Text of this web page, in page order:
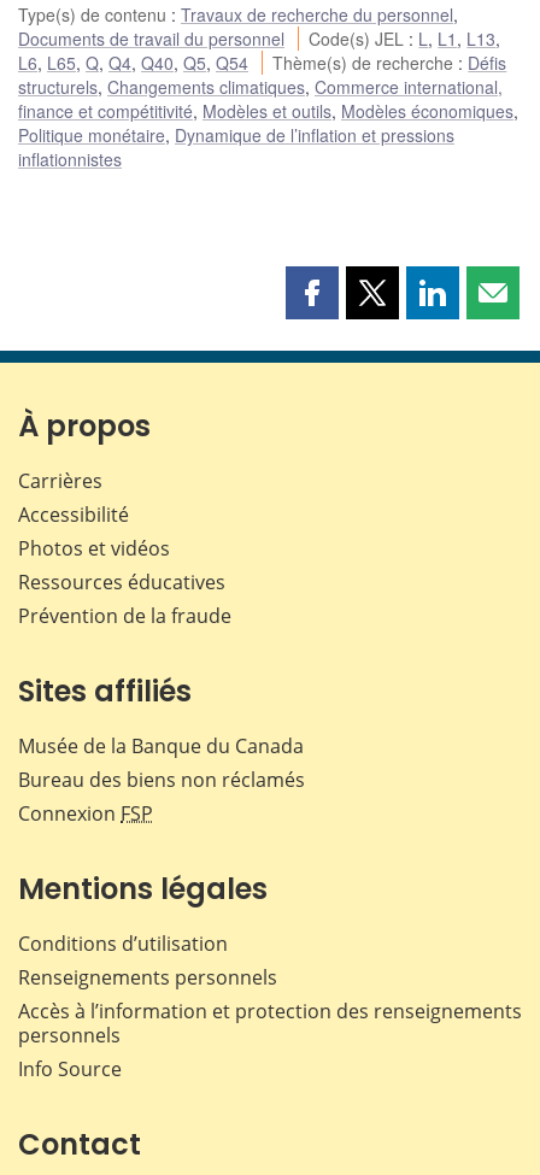
Type(s) de contenu : Travaux de recherche du personnel,
Documents de travail du personnel
Code(s) JEL : L , L1 , L13,
L6, L65, Q, Q4, Q40, Q5, Q54 Thème(s) de recherche : Défis
structurels, Changements climatiques, Commerce international,
finance et compétitivité, Modèles et outils, Modèles économiques,
Politique monétaire, Dynamique de l’inflation et pressions
inflationnistes
Partager
page
Partager
page
Partager
page page
À propos
Carrières
Accessibilité
Photos et vidéos
Ressources éducatives
Prévention de la fraude
Sites affiliés
Musée de la Banque du Canada
Bureau des biens non réclamés
Connexion FSP
Mentions légales
Conditions d’utilisation
Renseignements personnels
Accès à l’information et protection des renseignements
personnels
Info Source
Contact